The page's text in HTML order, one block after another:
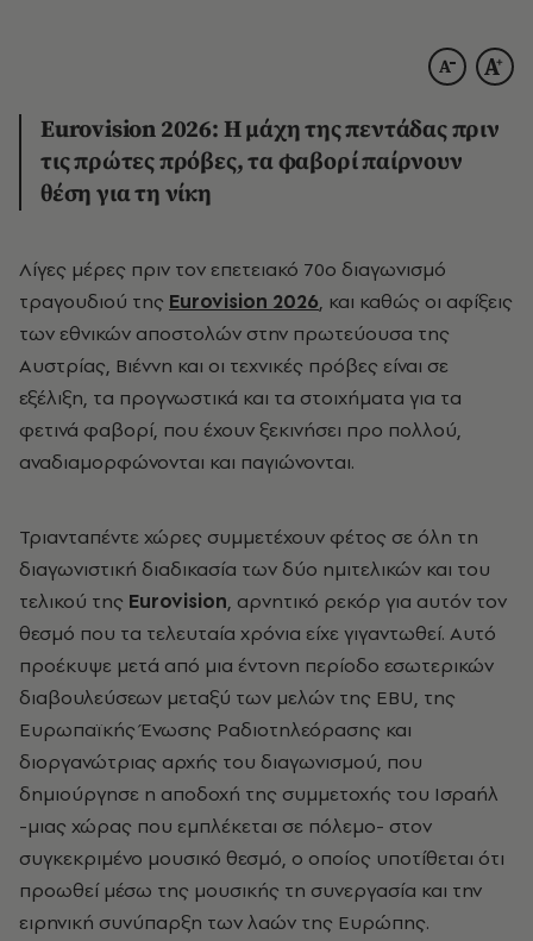
Eurovision 2026: Η μάχη της πεντάδας πριν
τις πρώτες πρόβες, τα φαβορί παίρνουν
θέση για τη νίκη
Λίγες μέρες πριν τον επετειακό 70ο διαγωνισμό
τραγουδιού της Eurovision 2026, και καθώς οι αφίξεις
των εθνικών αποστολών στην πρωτεύουσα της
Αυστρίας, Βιέννη και οι τεχνικές πρόβες είναι σε
εξέλιξη, τα προγνωστικά και τα στοιχήματα για τα
φετινά φαβορί, που έχουν ξεκινήσει προ πολλού,
αναδιαμορφώνονται και παγιώνονται.
Τριανταπέντε χώρες συμμετέχουν φέτος σε όλη τη
διαγωνιστική διαδικασία των δύο ημιτελικών και του
τελικού της Eurovision, αρνητικό ρεκόρ για αυτόν τον
θεσμό που τα τελευταία χρόνια είχε γιγαντωθεί. Αυτό
προέκυψε μετά από μια έντονη περίοδο εσωτερικών
διαβουλεύσεων μεταξύ των μελών της EBU, της
Ευρωπαϊκής Ένωσης Ραδιοτηλεόρασης και
διοργανώτριας αρχής του διαγωνισμού, που
δημιούργησε η αποδοχή της συμμετοχής του Ισραήλ
-μιας χώρας που εμπλέκεται σε πόλεμο- στον
συγκεκριμένο μουσικό θεσμό, ο οποίος υποτίθεται ότι
προωθεί μέσω της μουσικής τη συνεργασία και την
ειρηνική συνύπαρξη των λαών της Ευρώπης.